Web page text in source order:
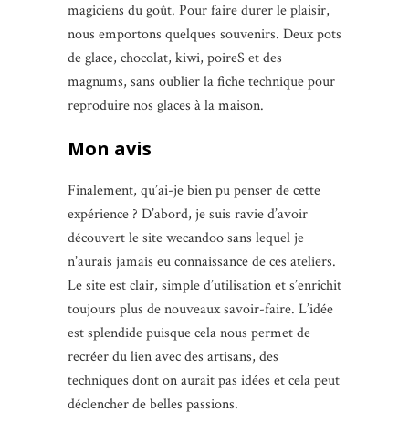
magiciens du goût. Pour faire durer le plaisir,
nous emportons quelques souvenirs. Deux pots
de glace, chocolat, kiwi, poireS et des
magnums, sans oublier la fiche technique pour
reproduire nos glaces à la maison.
Mon avis
Finalement, qu’ai-je bien pu penser de cette
expérience ? D’abord, je suis ravie d’avoir
découvert le site wecandoo sans lequel je
n’aurais jamais eu connaissance de ces ateliers.
Le site est clair, simple d’utilisation et s’enrichit
toujours plus de nouveaux savoir-faire. L’idée
est splendide puisque cela nous permet de
recréer du lien avec des artisans, des
techniques dont on aurait pas idées et cela peut
déclencher de belles passions.